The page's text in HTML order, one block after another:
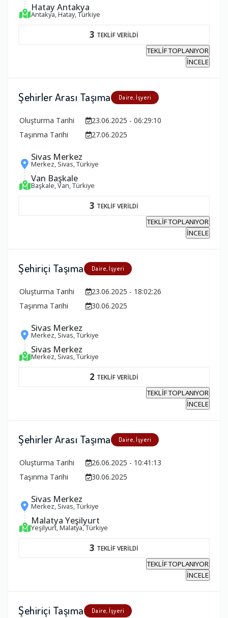
Hatay Antakya
Antakya, Hatay, Türkiye
3 TEKLİF VERİLDİ
TEKLİF TOPLANIYOR
İNCELE
Şehirler Arası Taşıma Daire, İşyeri
Oluşturma Tarihi
23.06.2025 - 06:29:10
Taşınma Tarihi
27.06.2025
Sivas Merkez
Merkez, Sivas, Türkiye
Van Başkale
Başkale, Van, Türkiye
3 TEKLİF VERİLDİ
TEKLİF TOPLANIYOR
İNCELE
Şehiriçi Taşıma Daire, İşyeri
Oluşturma Tarihi
23.06.2025 - 18:02:26
Taşınma Tarihi
30.06.2025
Sivas Merkez
Merkez, Sivas, Türkiye
Sivas Merkez
Merkez, Sivas, Türkiye
2 TEKLİF VERİLDİ
TEKLİF TOPLANIYOR
İNCELE
Şehirler Arası Taşıma Daire, İşyeri
Oluşturma Tarihi
26.06.2025 - 10:41:13
Taşınma Tarihi
30.06.2025
Sivas Merkez
Merkez, Sivas, Türkiye
Malatya Yeşilyurt
Yeşilyurt, Malatya, Türkiye
3 TEKLİF VERİLDİ
TEKLİF TOPLANIYOR
İNCELE
Şehiriçi Taşıma Daire, İşyeri